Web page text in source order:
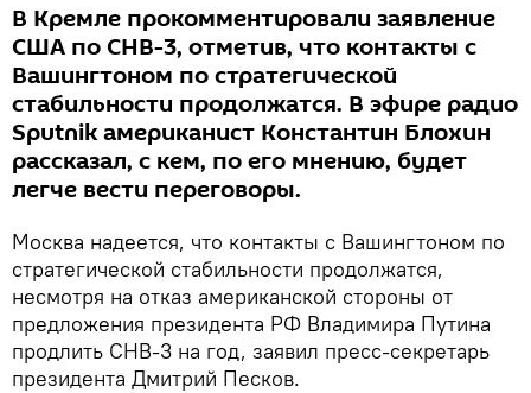
В Кремле прокомментировали заявление
США по СНВ-3, отметив, что контакты с
Вашингтоном по стратегической
стабильности продолжатся. В эфире радио
Sputnik американист Константин Блохин
рассказал, с кем, по его мнению, будет
легче вести переговоры.
Москва надеется, что контакты с Вашингтоном по
стратегической стабильности продолжатся,
несмотря на отказ американской стороны от
предложения президента РФ Владимира Путина
продлить СНВ-3 на год, заявил пресс-секретарь
президента Дмитрий Песков.